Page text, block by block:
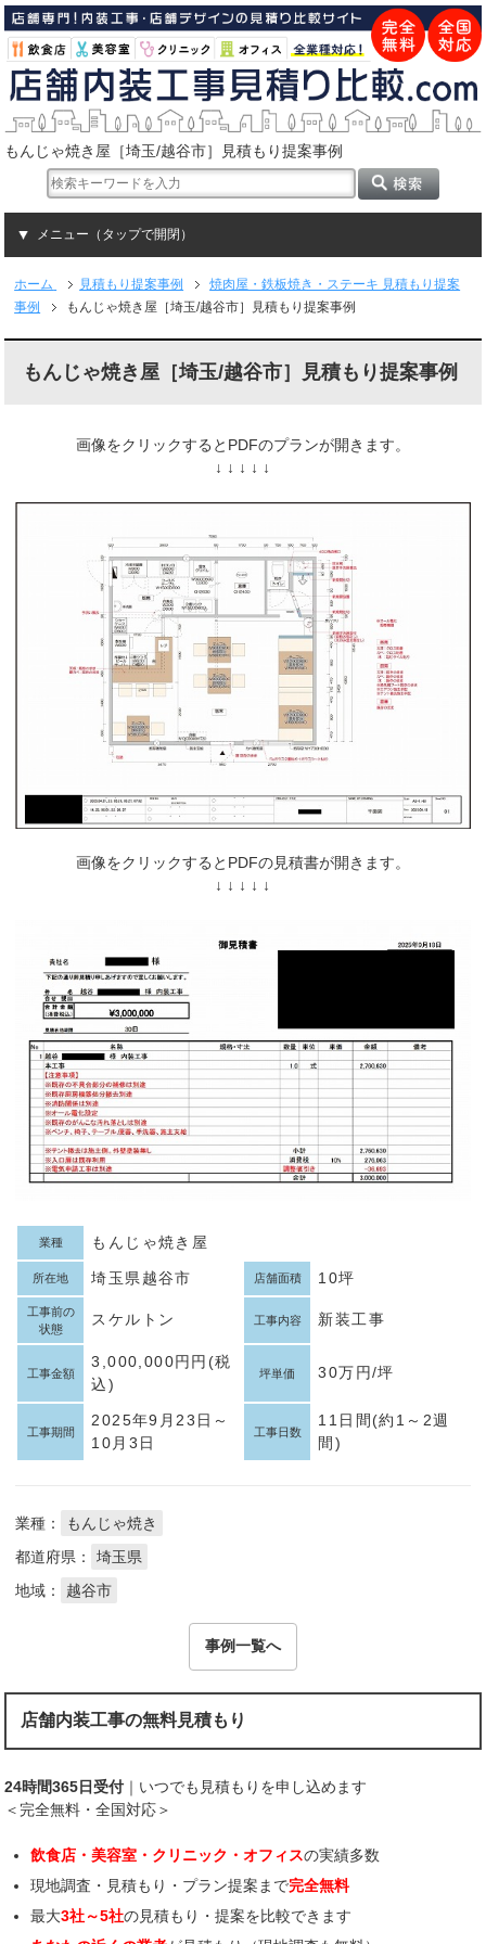
もんじゃ焼き屋［埼玉/越谷市］見積もり提案事例
メニュー（タップで開閉）
ホーム 見積もり提案事例
焼肉屋・鉄板焼き・ステーキ 見積もり提案
事例
もんじゃ焼き屋［埼玉/越谷市］見積もり提案事例
もんじゃ焼き屋［埼玉/越谷市］見積もり提案事例
画像をクリックするとPDFのプランが開きます。
↓ ↓ ↓ ↓ ↓
画像をクリックするとPDFの見積書が開きます。
↓ ↓ ↓ ↓ ↓
業種 もんじゃ焼き屋
所在地 埼玉県越谷市 店舗面積 10坪
工事前の
状態
スケルトン 工事内容 新装工事
工事金額
3,000,000円円(税
込)
坪単価 30万円/坪
工事期間
2025年9月23日～
10月3日
工事日数
11日間(約1～2週
間)
業種：
もんじゃ焼き
都道府県：
埼玉県
地域：
越谷市
事例一覧へ
店舗内装工事の無料見積もり
24時間365日受付 ｜いつでも見積もりを申し込めます
＜完全無料・全国対応＞
飲食店・美容室・クリニック・オフィスの実績多数
現地調査・見積もり・プラン提案まで完全無料
最大3社～5社の見積もり・提案を比較できます